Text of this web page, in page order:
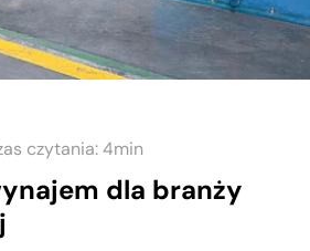
czytania:4min
dla branży